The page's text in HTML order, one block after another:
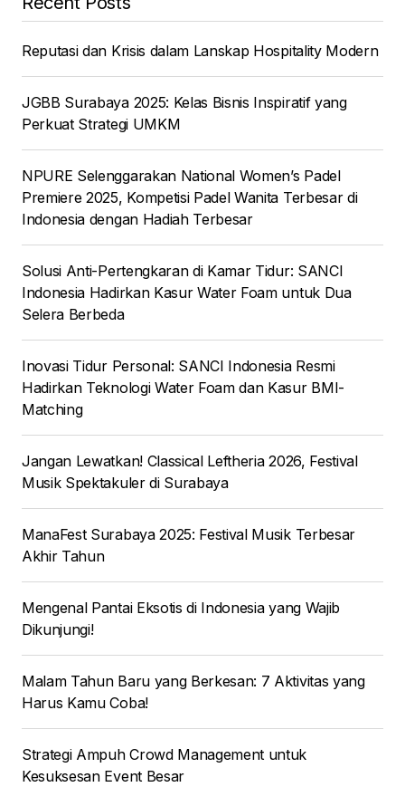
Reputasi dan Krisis dalam Lanskap Hospitality Modern
JGBB Surabaya 2025: Kelas Bisnis Inspiratif yang
Perkuat Strategi UMKM
NPURE Selenggarakan National Women’s Padel
Premiere 2025, Kompetisi Padel Wanita Terbesar di
Indonesia dengan Hadiah Terbesar
Solusi Anti-Pertengkaran di Kamar Tidur: SANCI
Indonesia Hadirkan Kasur Water Foam untuk Dua
Selera Berbeda
Inovasi Tidur Personal: SANCI Indonesia Resmi
Hadirkan Teknologi Water Foam dan Kasur BMI-
Matching
Jangan Lewatkan! Classical Leftheria 2026, Festival
Musik Spektakuler di Surabaya
ManaFest Surabaya 2025: Festival Musik Terbesar
Akhir Tahun
Mengenal Pantai Eksotis di Indonesia yang Wajib
Dikunjungi!
Malam Tahun Baru yang Berkesan: 7 Aktivitas yang
Harus Kamu Coba!
Strategi Ampuh Crowd Management untuk
Kesuksesan Event Besar